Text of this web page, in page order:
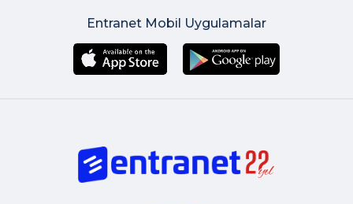
Entranet Mobil Uygulamalar